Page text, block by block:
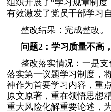
组织开展了“学习规章制
有效激发了党员干部学习
整改结果：完成整改。
问题2：学习质量不高
整改落实情况：一是支
落实第一议题学习制度，
神作为首要学习内容，重
原文原著，重在领悟思想
重大风险化解重要论述，